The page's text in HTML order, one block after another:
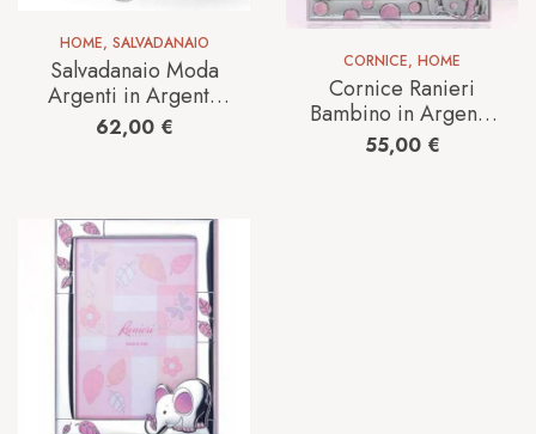
HOME, SALVADANAIO
Salvadanaio Moda
Argenti in Argento
MA00043_MAIALIN
O_SALVADANAIO
62,00 €
CORNICE, HOME
Cornice Ranieri
Bambino in Argento
580/3R_ROSA_COC
CINELLA
55,00 €